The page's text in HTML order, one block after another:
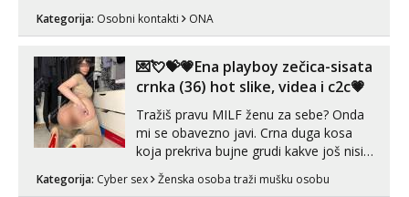
Kategorija: Osobni kontakti ONA
💌💘💝💗Ena playboy zečica-sisata
crnka (36) hot slike, videa i c2c💗
Tražiš pravu MILF ženu za sebe? Onda
mi se obavezno javi. Crna duga kosa
koja prekriva bujne grudi kakve još nisi
vidio, čista ŠESTICA! A usne? O usnama
bolje da ni ne pričam. Prave pune usne
Kategorija: Cyber sex Ženska osoba traži mušku osobu